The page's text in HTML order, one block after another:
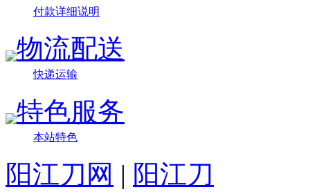
付款详细说明
物流配送
快递运输
特色服务
本站特色
阳江刀网 | 阳江刀